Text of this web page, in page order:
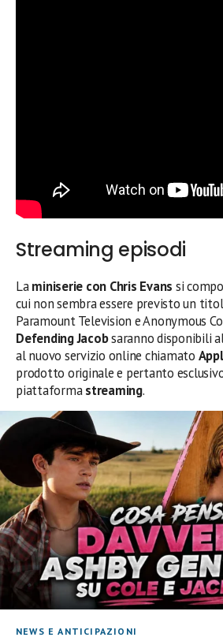
Streaming episodi
Laminiserie con Chris Evans si
cui non sembra essere previsto un
Paramount Television e Anonymous
Defending Jacobsaranno disponibili
al nuovo servizio online chiamato
prodotto originale e pertanto
piattaformastreaming.
NEWS E ANTICIPAZIONI